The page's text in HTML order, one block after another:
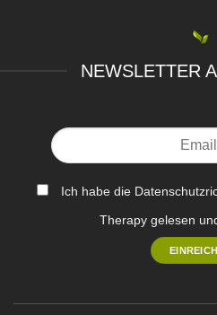
NEWSLETTER
Ich habe die
Therapy gelesen